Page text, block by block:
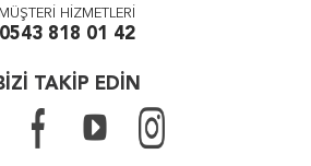
MÜŞTERİ HİZMETLERİ
0543 818 01 42
TAKİP EDİN